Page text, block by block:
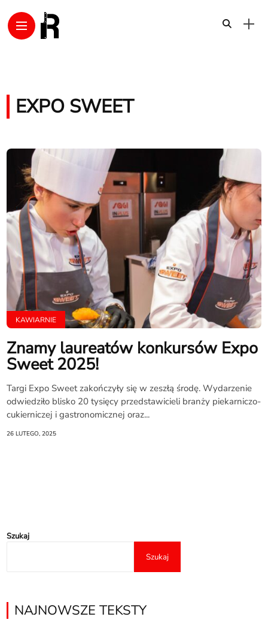
EXPO SWEET
KAWIARNIE
Znamy laureatów konkursów Expo
Sweet 2025!
Targi Expo Sweet zakończyły się w zeszłą środę. Wydarzenie
odwiedziło blisko 20 tysięcy przedstawicieli branży piekarniczo-
cukierniczej i gastronomicznej oraz...
26 LUTEGO, 2025
Szukaj
Szukaj
NAJNOWSZE TEKSTY